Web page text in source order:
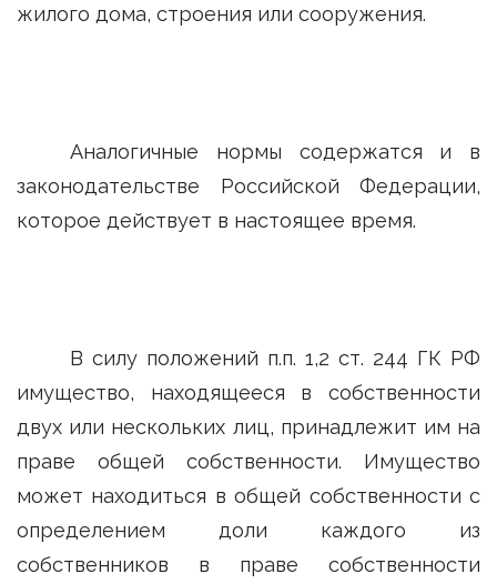
жилого дома, строения или сооружения.
Аналогичные нормы содержатся и в
законодательстве Российской Федерации,
которое действует в настоящее время.
В силу положений п.п. 1,2 ст. 244 ГК РФ
имущество, находящееся в собственности
двух или нескольких лиц, принадлежит им на
праве общей собственности. Имущество
может находиться в общей собственности с
определением доли каждого из
собственников в праве собственности